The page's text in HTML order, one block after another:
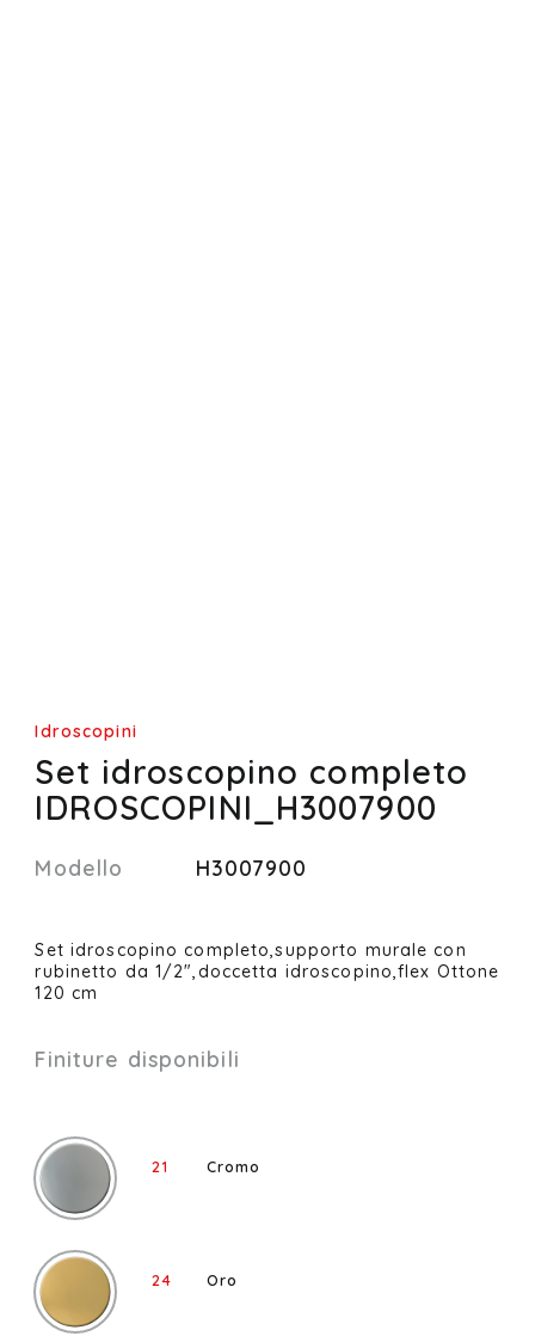
Idroscopini
Set idroscopino completo
IDROSCOPINI_H3007900
Modello H3007900
Set idroscopino completo,supporto murale con
rubinetto da 1/2",doccetta idroscopino,flex Ottone
120 cm
Finiture disponibili
21 Cromo
24 Oro